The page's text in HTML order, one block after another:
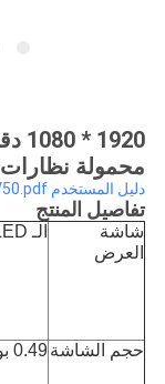
محمولة نظارات AR / VR مع أندرويد 11
دليل المستخدم V50.pdf
تفاصيل المنتج
شاشة
العرض
الـ OLED
حجم الشاشة0.49 بوصة